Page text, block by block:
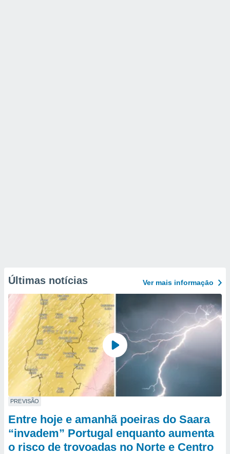
Últimas notícias Ver mais informaçāo
PREVISÃO
Entre hoje e amanhã poeiras do Saara
“invadem” Portugal enquanto aumenta
o risco de trovoadas no Norte e Centro